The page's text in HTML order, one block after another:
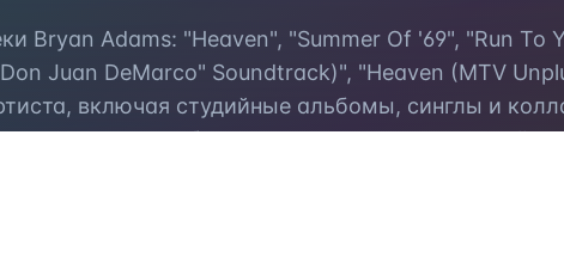
Bryan Adams: "Heaven", "Summer Of '69", "Run To
Juan DeMarco" Soundtrack)", "Heaven (MTV
включая студийные альбомы, синглы и
прослушивания без регистрации и ограничений.